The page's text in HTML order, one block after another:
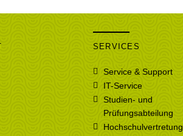
SERVICES
Service & Support
IT-Service
Studien- und
Prüfungsabteilung
Hochschulvertretung